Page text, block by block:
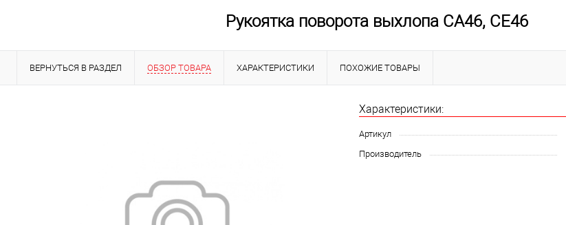
Рукоятка поворота выхлопа CA46, CE46
ВЕРНУТЬСЯ В РАЗДЕЛ ОБЗОР ТОВАРА ХАРАКТЕРИСТИКИ ПОХОЖИЕ ТОВАРЫ
Характеристики:
Артикул
Производитель